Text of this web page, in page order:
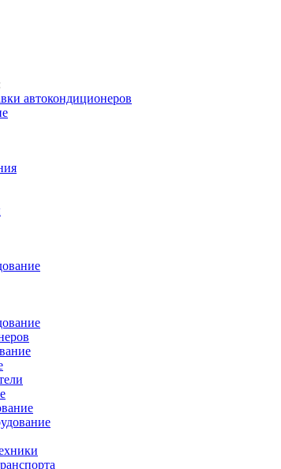
автокондиционеров